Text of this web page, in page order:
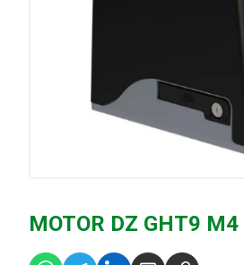
MOTOR DZ GHT9